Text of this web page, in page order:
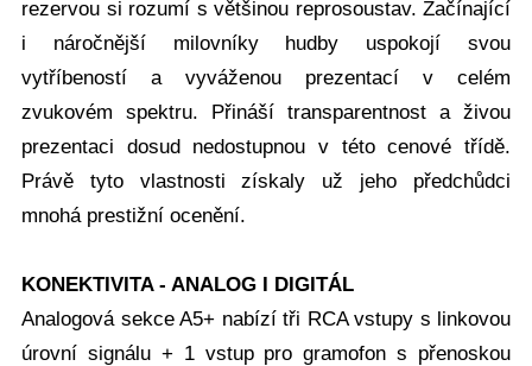
rezervou si rozumí s většinou reprosoustav. Začínající
i náročnější milovníky hudby uspokojí svou
vytříbeností a vyváženou prezentací v celém
zvukovém spektru. Přináší transparentnost a živou
prezentaci dosud nedostupnou v této cenové třídě.
Právě tyto vlastnosti získaly už jeho předchůdci
mnohá prestižní ocenění.
KONEKTIVITA - ANALOG I DIGITÁL
Analogová sekce A5+ nabízí tři RCA vstupy s linkovou
úrovní signálu + 1 vstup pro gramofon s přenoskou